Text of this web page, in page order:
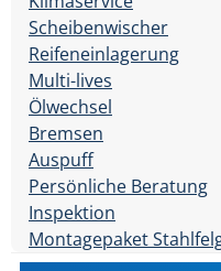
Scheibenwischer
Reifeneinlagerung
Multi-lives
Ölwechsel
Bremsen
Auspuff
Persönliche Beratung
Inspektion
Montagepaket